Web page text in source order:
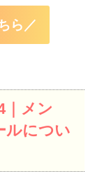
ら／
｜メン
ルについ